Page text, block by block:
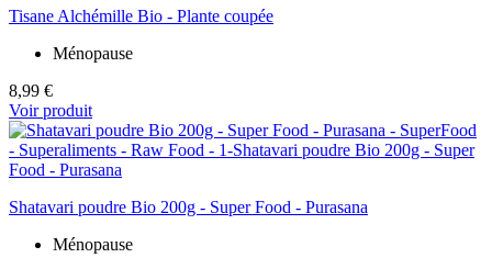
Tisane Alchémille Bio - Plante coupée
Ménopause
8,99 €
Voir produit
Shatavari poudre Bio 200g - Super Food - Purasana
Ménopause